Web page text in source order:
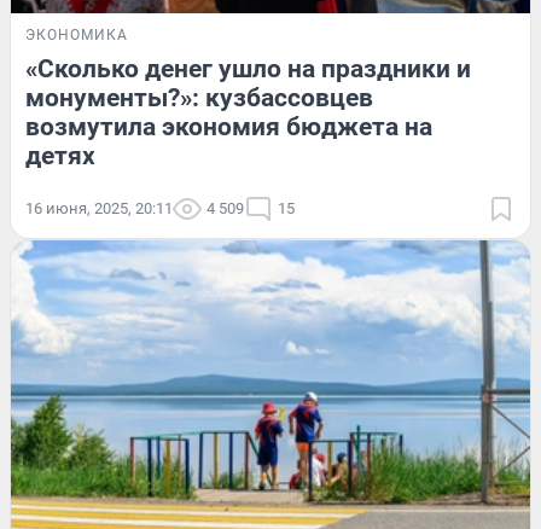
ЭКОНОМИКА
«Сколько денег ушло на праздники и
монументы?»: кузбассовцев
возмутила экономия бюджета на
детях
16 июня, 2025, 20:11 4 509 15